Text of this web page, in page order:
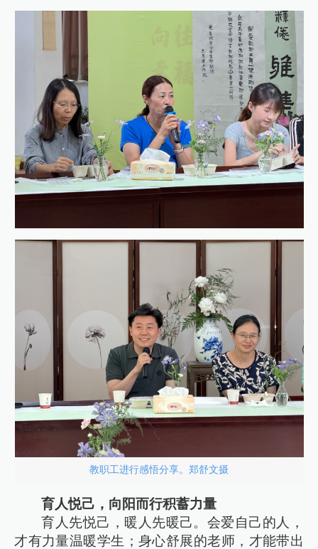
教职工进行感悟分享。郑舒文摄
育人悦己，向阳而行积蓄力量
育人先悦己，暖人先暖己。会爱自己的人，
才有力量温暖学生；身心舒展的老师，才能带出